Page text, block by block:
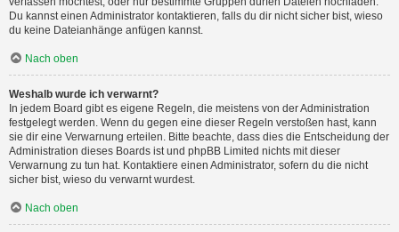
Du kannst einen Administrator kontaktieren, falls du dir nicht sicher bist, wieso
du keine Dateianhänge anfügen kannst.
Nach oben
Weshalb wurde ich verwarnt?
In jedem Board gibt es eigene Regeln, die meistens von der Administration
festgelegt werden. Wenn du gegen eine dieser Regeln verstoßen hast, kann
sie dir eine Verwarnung erteilen. Bitte beachte, dass dies die Entscheidung der
Administration dieses Boards ist und phpBB Limited nichts mit dieser
Verwarnung zu tun hat. Kontaktiere einen Administrator, sofern du die nicht
sicher bist, wieso du verwarnt wurdest.
Nach oben